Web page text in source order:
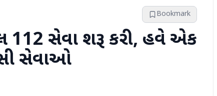
Bookmark
112 સેવા શરૂ કરી, હવે એક
સેવાઓ